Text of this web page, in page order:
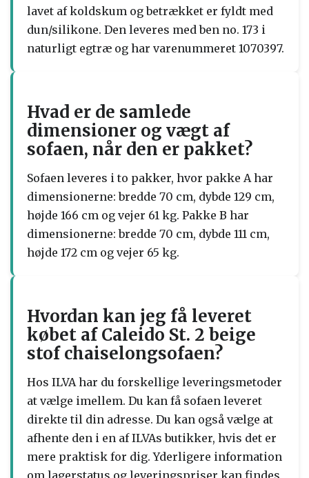
lavet af koldskum og betrækket er fyldt med
dun/silikone. Den leveres med ben no. 173 i
naturligt egtræ og har varenummeret 1070397.
Hvad er de samlede
dimensioner og vægt af
sofaen, når den er pakket?
Sofaen leveres i to pakker, hvor pakke A har
dimensionerne: bredde 70 cm, dybde 129 cm,
højde 166 cm og vejer 61 kg. Pakke B har
dimensionerne: bredde 70 cm, dybde 111 cm,
højde 172 cm og vejer 65 kg.
Hvordan kan jeg få leveret
købet af Caleido St. 2 beige
stof chaiselongsofaen?
Hos ILVA har du forskellige leveringsmetoder
at vælge imellem. Du kan få sofaen leveret
direkte til din adresse. Du kan også vælge at
afhente den i en af ILVAs butikker, hvis det er
mere praktisk for dig. Yderligere information
om lagerstatus og leveringspriser kan findes